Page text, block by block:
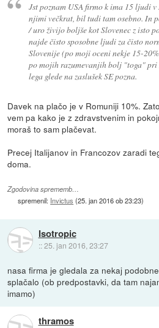
Jst poznam USA firmo k ima 15 ljudi
njimi večkrat, bil tudi tam osebno. In
/ uro živijo boljše kot Slovenec z isto
najde čisto sposobne ljudi za čisto
Slovenije (po moji oceni nekje 15-
po mojih razumevanjih bolj "toga" pri
lega glede na zaslušek SE pozna.
Davek na plačo je v Romuniji 10%.
vem pa kako je z zdravstvenim in
moraš to sam plačevat.
Precej Italijanov in Francozov zaradi
doma.
Zgodovina sprememb…
spremenil: Invictus (25. jan 2016 ob 23:23)
Isotropic
::25. jan 2016, 23:27
nasa firma je gledala za nekaj
splačalo (ob predpostavki, da tam
imamo)
thramos